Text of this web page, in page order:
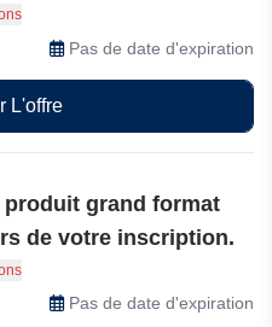
amis : partagez votre secret
de réduction de 25% pour
réussie.
Pas de date d'expiration
L'offre
produit grand format
de votre inscription.
WhatsApp
les dernières actualités
un produit grand format
Pas de date d'expiration